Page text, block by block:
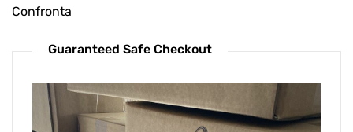
Confronta
Guaranteed Safe Checkout